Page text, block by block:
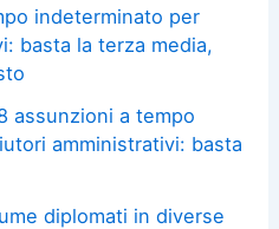
indeterminato per
basta la terza media,
assunzioni a tempo
amministrativi: basta
diplomati in diverse